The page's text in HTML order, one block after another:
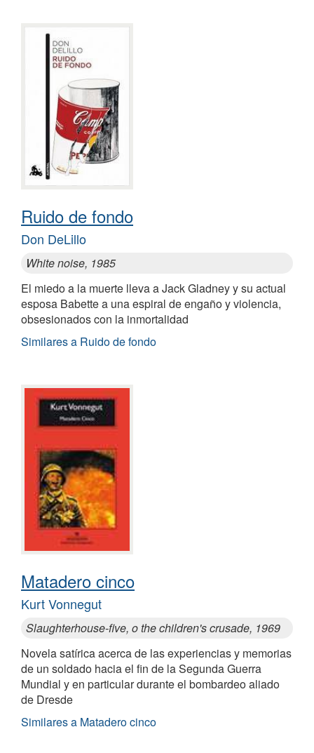
Ruido de fondo
Don DeLillo
White noise, 1985
El miedo a la muerte lleva a Jack Gladney y su actual
esposa Babette a una espiral de engaño y violencia,
obsesionados con la inmortalidad
Similares a Ruido de fondo
Matadero cinco
Kurt Vonnegut
Slaughterhouse-five, o the children's crusade, 1969
Novela satírica acerca de las experiencias y memorias
de un soldado hacia el fin de la Segunda Guerra
Mundial y en particular durante el bombardeo aliado
de Dresde
Similares a Matadero cinco